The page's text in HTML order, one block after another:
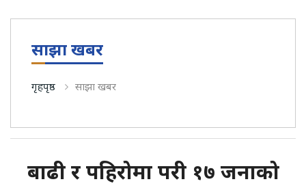
साझा खबर
गृहपृष्ठ साझा खबर
बाढी र पहिरोमा परी १७ जनाको